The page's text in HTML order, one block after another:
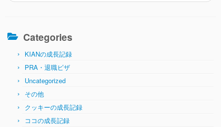
Categories
KIANの成長記録
PRA・退職ビザ
Uncategorized
その他
クッキーの成長記録
ココの成長記録